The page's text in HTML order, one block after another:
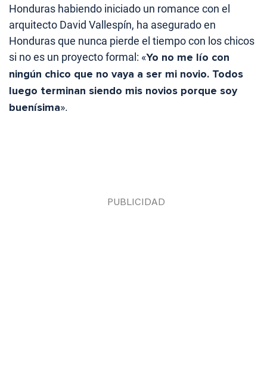
Honduras habiendo iniciado un romance con el
arquitecto David Vallespín, ha asegurado en
Honduras que nunca pierde el tiempo con los chicos
si no es un proyecto formal: «Yo no me lío con
ningún chico que no vaya a ser mi novio. Todos
luego terminan siendo mis novios porque soy
buenísima».